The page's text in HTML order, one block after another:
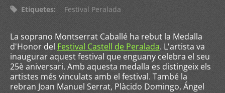
Etiquetes: Festival Peralada
La soprano Montserrat Caballé ha rebut la Medalla
d'Honor del Festival Castell de Peralada. L'artista va
inaugurar aquest festival que enguany celebra el seu
25è aniversari. Amb aquesta medalla es distingeix els
artistes més vinculats amb el festival. També la
rebran Joan Manuel Serrat, Plàcido Domingo, Ángel